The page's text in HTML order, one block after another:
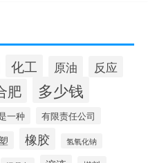
化工 原油 反应
肥 多少钱
一种 有限责任公司
橡胶 氢氧化钠